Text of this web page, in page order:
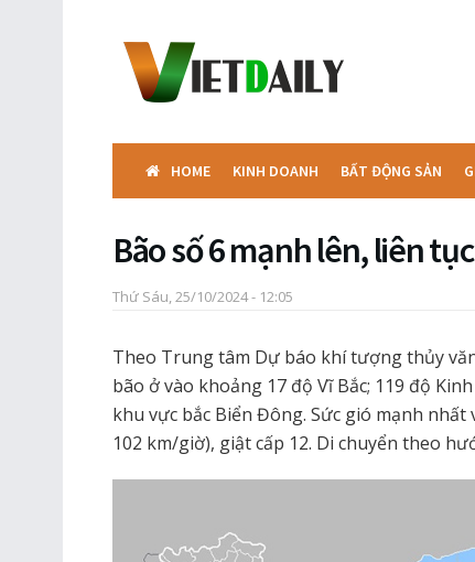
HOME KINH DOANH BẤT ĐỘNG SẢN
Bão số 6 mạnh lên, liên
Thứ Sáu, 25/10/2024 - 12:05
Theo Trung tâm Dự báo khí tượng thủy
bão ở vào khoảng 17 độ Vĩ Bắc; 119 độ
khu vực bắc Biển Đông. Sức gió mạnh
102 km/giờ), giật cấp 12. Di chuyển theo